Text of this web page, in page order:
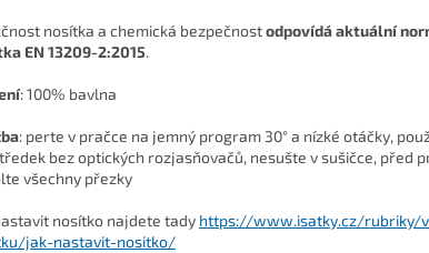
nosítka a chemická bezpečnostodpovídá aktuální
EN 13209-2:2015.
:100% bavlna
: perte v pračce na jemný program 30° a nízké otáčky,
bez optických rozjasňovačů, nesušte v sušičce, před
všechny přezky
nosítko najdete tady https://www.isatky.cz/rubriky/
jak-nastavit-nositko/